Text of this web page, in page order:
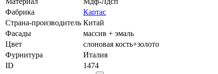
Фабрика
Картас
Страна-производитель Китай
Фасады
массив + эмаль
Цвет
слоновая кость+золото
Фурнитура
Италия
ID
1474